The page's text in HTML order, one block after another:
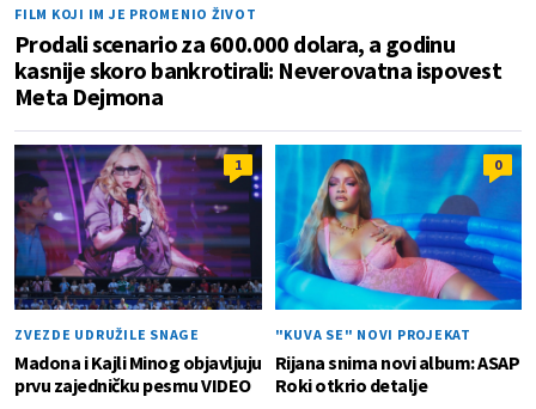
FILM KOJI IM JE PROMENIO ŽIVOT
Prodali scenario za 600.000 dolara, a godinu
kasnije skoro bankrotirali: Neverovatna ispovest
Meta Dejmona
1
ZVEZDE UDRUŽILE SNAGE
Madona i Kajli Minog objavljuju
prvu zajedničku pesmu VIDEO
0
"KUVA SE" NOVI PROJEKAT
Rijana snima novi album: ASAP
Roki otkrio detalje